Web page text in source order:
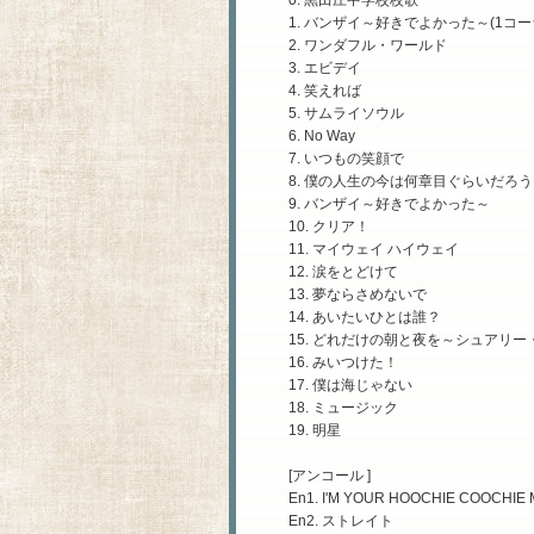
1. バンザイ～好きでよかった～(1コ
2. ワンダフル・ワールド
3. エビデイ
4. 笑えれば
5. サムライソウル
6. No Way
7. いつもの笑顔で
8. 僕の人生の今は何章目ぐらいだろう
9. バンザイ～好きでよかった～
10. クリア！
11. マイウェイ ハイウェイ
12. 涙をとどけて
13. 夢ならさめないで
14. あいたいひとは誰？
15. どれだけの朝と夜を～シュアリー
16. みいつけた！
17. 僕は海じゃない
18. ミュージック
19. 明星
[アンコール ]
En1. I'M YOUR HOOCHIE COOCHIE
En2. ストレイト